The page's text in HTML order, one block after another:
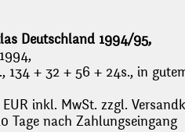
Deutschland 1994/95,
134 + 32 + 56 + 24s., in
EUR inkl. MwSt. zzgl.
Tage nach Zahlungseingang